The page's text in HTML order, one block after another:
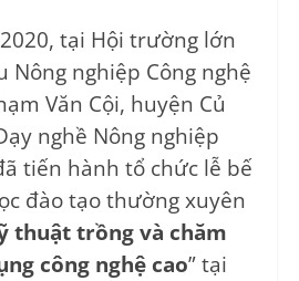
tại Hội trường lớn
Nông nghiệp Công nghệ
Văn Cội, huyện Củ
nghề Nông nghiệp
tiến hành tổ chức lễ bế
đào tạo thường xuyên
thuật trồng và chăm
công nghệ cao” tại